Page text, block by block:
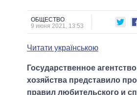
ДАЙДЖЕСТЫ
ВЕРХОВНАЯ РАДА
КАБИНЕТ МИНИСТРОВ
МЭРЫ
ВСЕ ПЕРСОНЫ
СРАВНЕНИЕ
ОБЩЕСТВО
9 июня 2021, 13:53
Читати українською
Государственное
хозяйства представило
правил любительского и